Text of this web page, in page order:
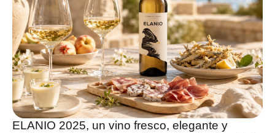
ELANIO 2025, un vino fresco, elegante y